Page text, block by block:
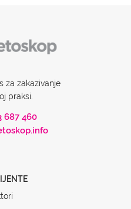
za zakazivanje
praksi.
687 460